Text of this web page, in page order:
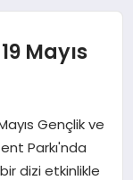
Mayıs
Gençlik ve
Parkı'nda
dizi etkinlikle